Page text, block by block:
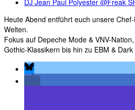
DJ Jean Paul Polyester @Freak
Heute Abend entführt euch unsere
Welten.
Fokus auf Depeche Mode & VNV-
Gothic-Klassikern bis hin zu EBM & Dark